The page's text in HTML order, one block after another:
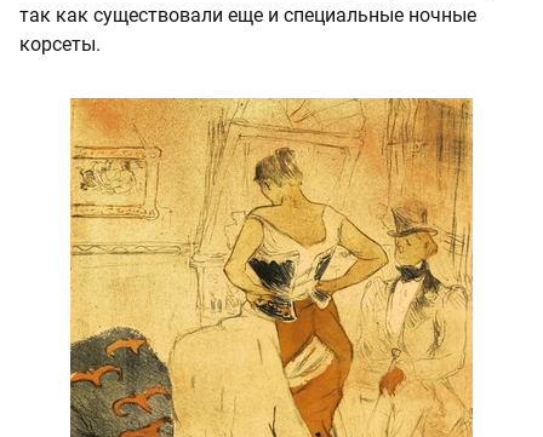
так как существовали еще и специальные ночные
корсеты.